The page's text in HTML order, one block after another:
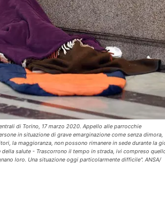
di Torino, 17 marzo 2020. Appello alle parrocchie
in situazione di grave emarginazione come senza dimora,
la maggioranza, non possono rimanere in sede durante la
salute - Trascorrono il tempo in strada, ivi compreso
loro. Una situazione oggi particolarmente difficile". ANSA/